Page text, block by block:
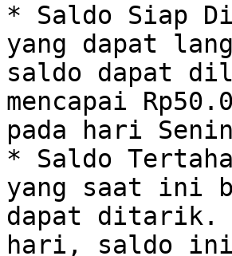
* Saldo Siap
yang dapat
saldo dapat
mencapai
pada hari
* Saldo
yang saat ini
dapat ditarik.
hari, saldo ini